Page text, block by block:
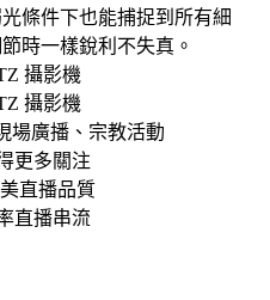
條件下也能捕捉到所有細
時一樣銳利不失真。
場廣播、宗教活動
更多關注
直播品質
直播串流